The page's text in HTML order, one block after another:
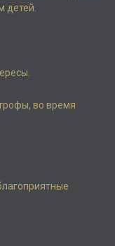
детей.
во время